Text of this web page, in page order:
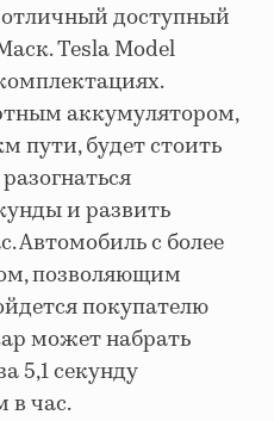
отличный доступный
Tesla Model
аккумулятором,
пути, будет стоить
и развить
Автомобиль с более
позволяющим
покупателю
может набрать
5,1 секунду
в час.